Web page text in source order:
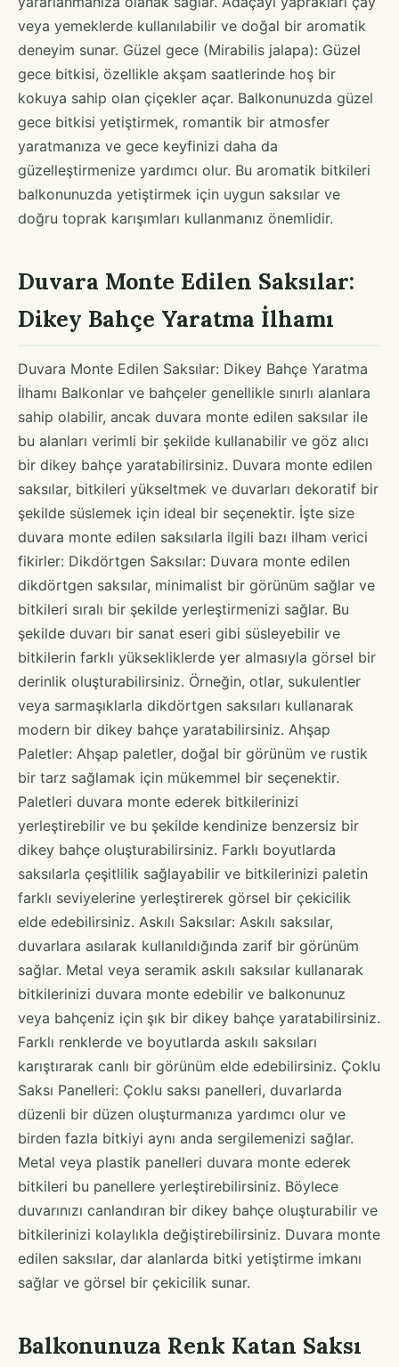
veya yemeklerde kullanılabilir ve doğal bir aromatik
deneyim sunar. Güzel gece (Mirabilis jalapa): Güzel
gece bitkisi, özellikle akşam saatlerinde hoş bir
kokuya sahip olan çiçekler açar. Balkonunuzda güzel
gece bitkisi yetiştirmek, romantik bir atmosfer
yaratmanıza ve gece keyfinizi daha da
güzelleştirmenize yardımcı olur. Bu aromatik bitkileri
balkonunuzda yetiştirmek için uygun saksılar ve
doğru toprak karışımları kullanmanız önemlidir.
Duvara Monte Edilen Saksılar:
Dikey Bahçe Yaratma İlhamı
Duvara Monte Edilen Saksılar: Dikey Bahçe Yaratma
İlhamı Balkonlar ve bahçeler genellikle sınırlı alanlara
sahip olabilir, ancak duvara monte edilen saksılar ile
bu alanları verimli bir şekilde kullanabilir ve göz alıcı
bir dikey bahçe yaratabilirsiniz. Duvara monte edilen
saksılar, bitkileri yükseltmek ve duvarları dekoratif bir
şekilde süslemek için ideal bir seçenektir. İşte size
duvara monte edilen saksılarla ilgili bazı ilham verici
fikirler: Dikdörtgen Saksılar: Duvara monte edilen
dikdörtgen saksılar, minimalist bir görünüm sağlar ve
bitkileri sıralı bir şekilde yerleştirmenizi sağlar. Bu
şekilde duvarı bir sanat eseri gibi süsleyebilir ve
bitkilerin farklı yüksekliklerde yer almasıyla görsel bir
derinlik oluşturabilirsiniz. Örneğin, otlar, sukulentler
veya sarmaşıklarla dikdörtgen saksıları kullanarak
modern bir dikey bahçe yaratabilirsiniz. Ahşap
Paletler: Ahşap paletler, doğal bir görünüm ve rustik
bir tarz sağlamak için mükemmel bir seçenektir.
Paletleri duvara monte ederek bitkilerinizi
yerleştirebilir ve bu şekilde kendinize benzersiz bir
dikey bahçe oluşturabilirsiniz. Farklı boyutlarda
saksılarla çeşitlilik sağlayabilir ve bitkilerinizi paletin
farklı seviyelerine yerleştirerek görsel bir çekicilik
elde edebilirsiniz. Askılı Saksılar: Askılı saksılar,
duvarlara asılarak kullanıldığında zarif bir görünüm
sağlar. Metal veya seramik askılı saksılar kullanarak
bitkilerinizi duvara monte edebilir ve balkonunuz
veya bahçeniz için şık bir dikey bahçe yaratabilirsiniz.
Farklı renklerde ve boyutlarda askılı saksıları
karıştırarak canlı bir görünüm elde edebilirsiniz. Çoklu
Saksı Panelleri: Çoklu saksı panelleri, duvarlarda
düzenli bir düzen oluşturmanıza yardımcı olur ve
birden fazla bitkiyi aynı anda sergilemenizi sağlar.
Metal veya plastik panelleri duvara monte ederek
bitkileri bu panellere yerleştirebilirsiniz. Böylece
duvarınızı canlandıran bir dikey bahçe oluşturabilir ve
bitkilerinizi kolaylıkla değiştirebilirsiniz. Duvara monte
edilen saksılar, dar alanlarda bitki yetiştirme imkanı
sağlar ve görsel bir çekicilik sunar.
Balkonunuza Renk Katan Saksı